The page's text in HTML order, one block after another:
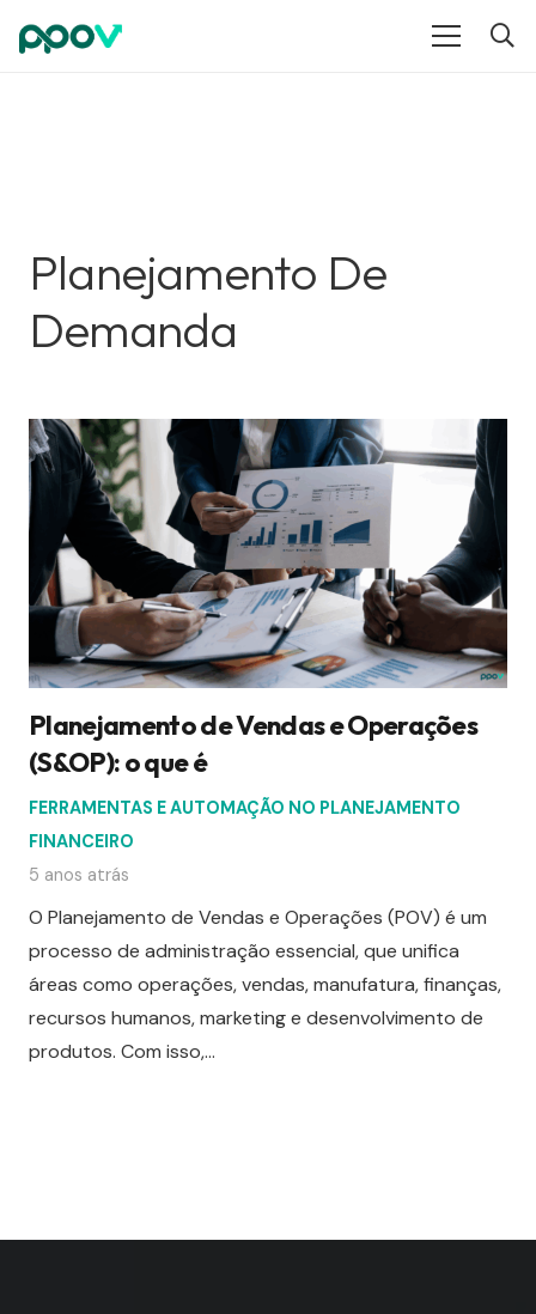
Planejamento De
Demanda
Planejamento de Vendas e Operações
(S&OP): o que é
FERRAMENTAS E AUTOMAÇÃO NO PLANEJAMENTO
FINANCEIRO
5 anos atrás
O Planejamento de Vendas e Operações (POV) é um
processo de administração essencial, que unifica
áreas como operações, vendas, manufatura, finanças,
recursos humanos, marketing e desenvolvimento de
produtos. Com isso,…